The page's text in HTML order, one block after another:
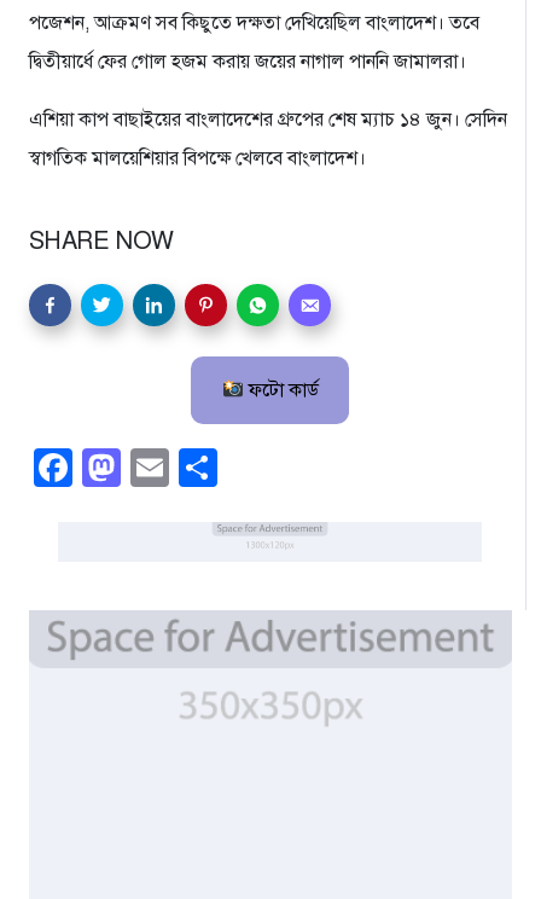
পজেশন, আক্রমণ সব কিছুতে দক্ষতা দেখিয়েছিল বাংলাদেশ। তবে
দ্বিতীয়ার্ধে ফের গোল হজম করায় জয়ের নাগাল পাননি জামালরা।
এশিয়া কাপ বাছাইয়ের বাংলাদেশের গ্রুপের শেষ ম্যাচ ১৪ জুন। সেদিন
স্বাগতিক মালয়েশিয়ার বিপক্ষে খেলবে বাংলাদেশ।
SHARE NOW
ফটো কার্ড
Facebook
Mastodon
Email